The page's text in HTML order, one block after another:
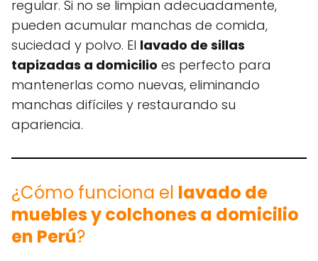
regular. Si no se limpian adecuadamente,
pueden acumular manchas de comida,
suciedad y polvo. El lavado de sillas
tapizadas a domicilio es perfecto para
mantenerlas como nuevas, eliminando
manchas difíciles y restaurando su
apariencia.
¿Cómo funciona el lavado de
muebles y colchones a domicilio
en Perú?